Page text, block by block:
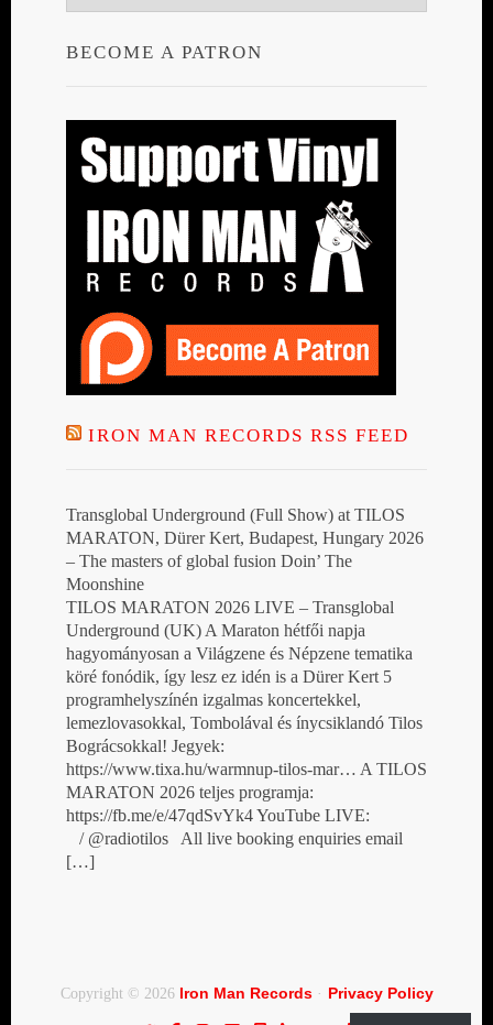
BECOME A PATRON
IRON MAN RECORDS RSS FEED
Transglobal Underground (Full Show) at TILOS
MARATON, Dürer Kert, Budapest, Hungary 2026
– The masters of global fusion Doin’ The
Moonshine
TILOS MARATON 2026 LIVE – Transglobal
Underground (UK) A Maraton hétfői napja
hagyományosan a Világzene és Népzene tematika
köré fonódik, így lesz ez idén is a Dürer Kert 5
programhelyszínén izgalmas koncertekkel,
lemezlovasokkal, Tombolával és ínycsiklandó Tilos
Bográcsokkal! Jegyek:
https://www.tixa.hu/warmnup-tilos-mar… A TILOS
MARATON 2026 teljes programja:
https://fb.me/e/47qdSvYk4 YouTube LIVE:
/ @radiotilos All live booking enquiries email
[…]
Copyright © 2026 Iron Man Records· Privacy Policy